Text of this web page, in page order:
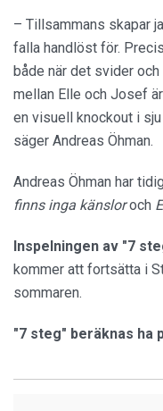
– Tillsammans skapar
falla handlöst för.
både när det svider
mellan Elle och Josef
en visuell knockout i
säger Andreas Öhman.
Andreas Öhman har
finns inga känsloroch
Inspelningen av "7
kommer att fortsätta i
sommaren.
"7 steg" beräknas ha